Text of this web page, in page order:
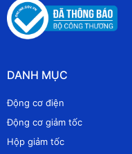
DANH MỤC
Động cơ điện
Động cơ giảm tốc
Hộp giảm tốc